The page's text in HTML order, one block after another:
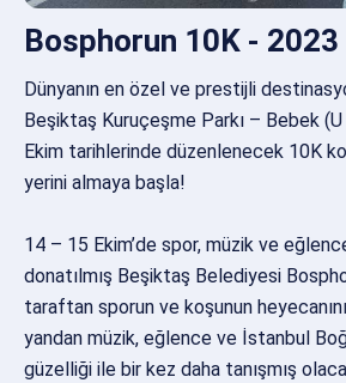
Bosphorun 10K - 2023
Dünyanın en özel ve prestijli
Beşiktaş Kuruçeşme Parkı – Bebek
Ekim tarihlerinde düzenlenecek 10K
yerini almaya başla!
14 – 15 Ekim’de spor, müzik ve
donatılmış Beşiktaş Belediyesi
taraftan sporun ve koşunun
yandan müzik, eğlence ve İstanbul
güzelliği ile bir kez daha tanışmış